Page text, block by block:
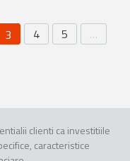
3 4 5
…
clienti ca investitiile
caracteristice